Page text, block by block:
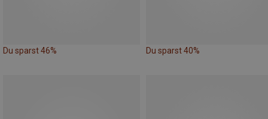
Du sparst 46% Du sparst 40%